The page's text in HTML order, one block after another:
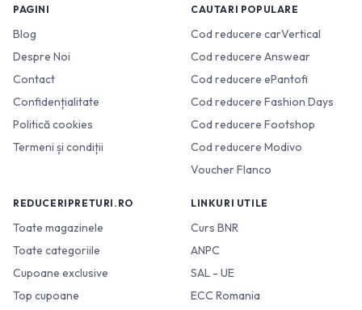
PAGINI
Blog
Despre Noi
Contact
Confidențialitate
Politică cookies
Termeni și condiții
CAUTARI POPULARE
Cod reducere carVertical
Cod reducere Answear
Cod reducere ePantofi
Cod reducere Fashion Days
Cod reducere Footshop
Cod reducere Modivo
Voucher Flanco
REDUCERIPRETURI.RO
Toate magazinele
Toate categoriile
Cupoane exclusive
Top cupoane
LINKURI UTILE
Curs BNR
ANPC
SAL - UE
ECC Romania